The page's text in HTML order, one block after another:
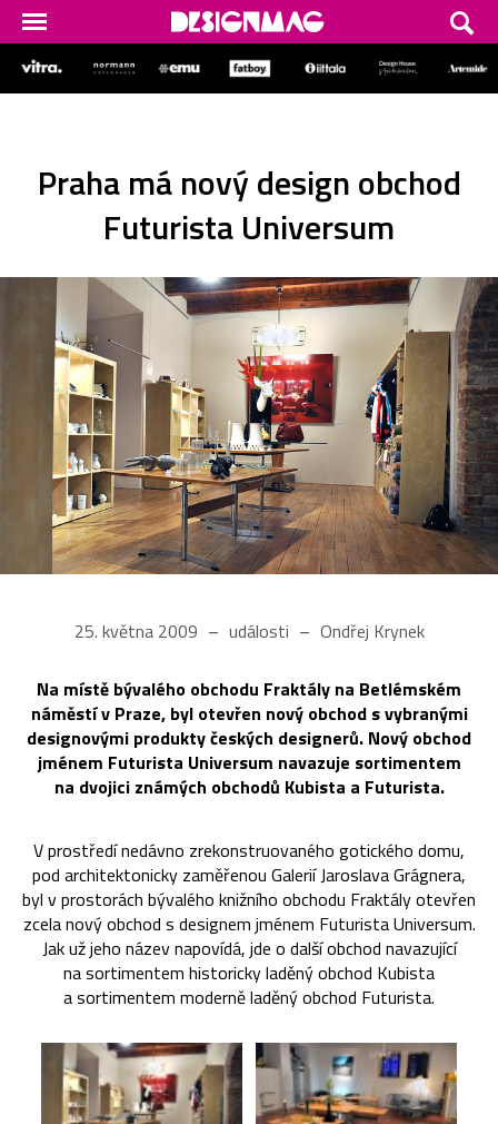
Praha má nový design obchod
Futurista Universum
25. května 2009 události Ondřej Krynek
Na místě bývalého obchodu Fraktály na Betlémském
náměstí v Praze, byl otevřen nový obchod s vybranými
designovými produkty českých designerů. Nový obchod
jménem Futurista Universum navazuje sortimentem
na dvojici známých obchodů Kubista a Futurista.
V prostředí nedávno zrekonstruovaného gotického domu,
pod architektonicky zaměřenou Galerií Jaroslava Grágnera,
byl v prostorách bývalého knižního obchodu Fraktály otevřen
zcela nový obchod s designem jménem Futurista Universum.
Jak už jeho název napovídá, jde o další obchod navazující
na sortimentem historicky laděný obchod Kubista
a sortimentem moderně laděný obchod Futurista.